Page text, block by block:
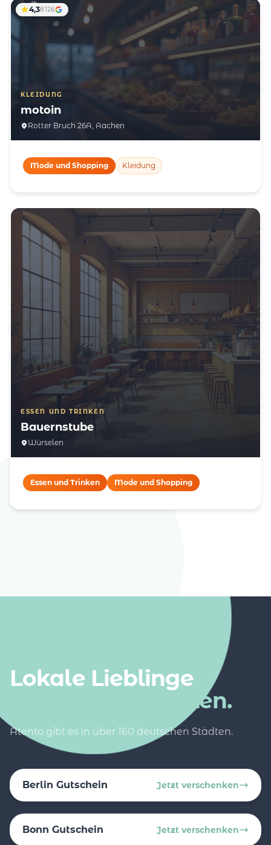
KLEIDUNG
motoin
Rotter Bruch 26A, Aachen
4,38.126
Mode und Shopping Kleidung
ESSEN UND TRINKEN
Bauernstube
Würselen
Essen und Trinken Mode und Shopping
Lokale Lieblinge
in weiteren Städten.
Atento gibt es in über 160 deutschen Städten.
Berlin Gutschein Jetzt verschenken
Bonn Gutschein Jetzt verschenken